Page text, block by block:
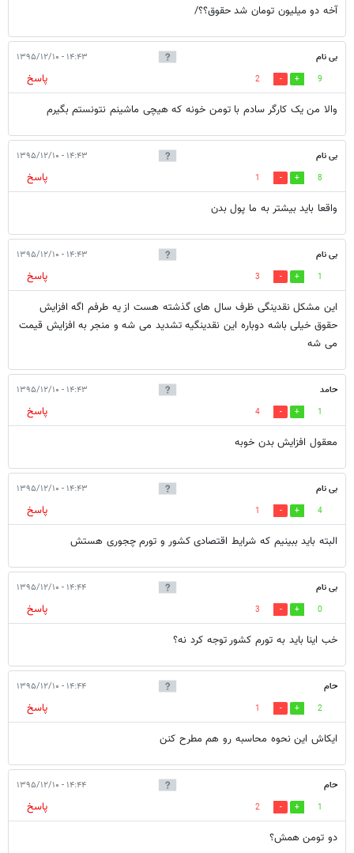
آخه دو میلیون تومان شد حقوق؟؟/
بی نام ۱۴:۴۳ - ۱۳۹۵/۱۲/۱۰
9
2
پاسخ
والا من یک کارگر سادم با تومن خونه که هیچی ماشینم نتونستم بگیرم
بی نام ۱۴:۴۳ - ۱۳۹۵/۱۲/۱۰
8
1
پاسخ
واقعا باید بیشتر به ما پول بدن
بی نام ۱۴:۴۳ - ۱۳۹۵/۱۲/۱۰
1
3
پاسخ
این مشکل نقدینگی ظرف سال های گذشته هست از یه طرفم اگه افزایش
حقوق خیلی باشه دوباره این نقدینگیه تشدید می شه و منجر به افزایش قیمت
می شه
حامد ۱۴:۴۳ - ۱۳۹۵/۱۲/۱۰
1
4
پاسخ
معقول افزایش بدن خوبه
بی نام ۱۴:۴۳ - ۱۳۹۵/۱۲/۱۰
4
1
پاسخ
البته باید ببینیم که شرایط اقتصادی کشور و تورم چجوری هستش
بی نام ۱۴:۴۴ - ۱۳۹۵/۱۲/۱۰
0
3
پاسخ
خب اینا باید به تورم کشور توجه کرد نه؟
حام ۱۴:۴۴ - ۱۳۹۵/۱۲/۱۰
2
1
پاسخ
ایکاش این نحوه محاسبه رو هم مطرح کنن
حام ۱۴:۴۴ - ۱۳۹۵/۱۲/۱۰
1
2
پاسخ
دو تومن همش؟